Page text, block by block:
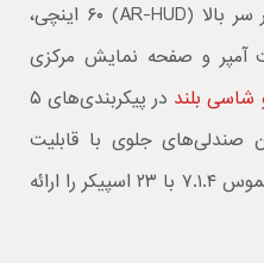
فضای داخلی آن شامل نمایشگر سر بالا (AR-HUD) ۶۰ اینچی،
اینچی پشت آمپر و صفحه نمایش مرکزی
شاسی بلند
در پیکربندی‌های ۵
صندلی‌های جلوی با قابلیت
بی‌وزنی و سیستم صوتی دالبی اتموس ۷.۱.۴ با ۲۳ اسپیکر را ارائه